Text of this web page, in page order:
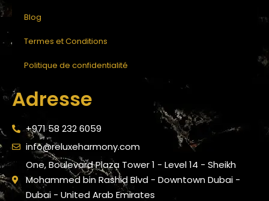
Blog
Termes et Conditions
Politique de confidentialité
Adresse
+971 58 232 6059
info@reluxeharmony.com
One, Boulevard Plaza Tower 1 - Level 14 - Sheikh
Mohammed bin Rashid Blvd - Downtown Dubai -
Dubai - United Arab Emirates